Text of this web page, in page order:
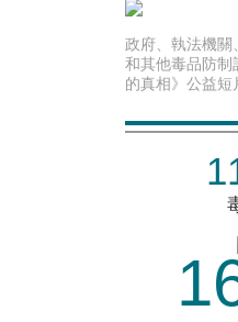
政府、執法機關
和其他毒品防制
的真相》公益短